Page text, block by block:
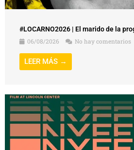
#LOCARNO2026 | El marido de la
06/08/2026
No hay comentarios
LEER MÁS →